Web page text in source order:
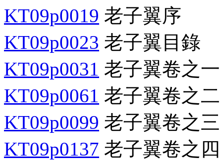
KT09p0019 老子翼序
KT09p0023 老子翼目錄
KT09p0031 老子翼卷之一
KT09p0061 老子翼卷之二
KT09p0099 老子翼卷之三
KT09p0137 老子翼卷之四